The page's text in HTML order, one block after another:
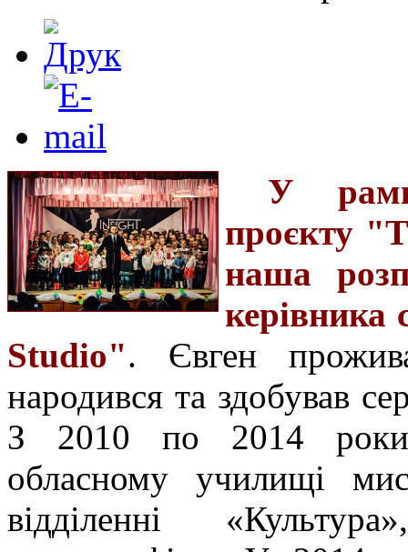
У
проєкту
наша
керівника
Studio". Євген
народився та здобував
З 2010 по 2014 роки
обласному училищі
відділенні